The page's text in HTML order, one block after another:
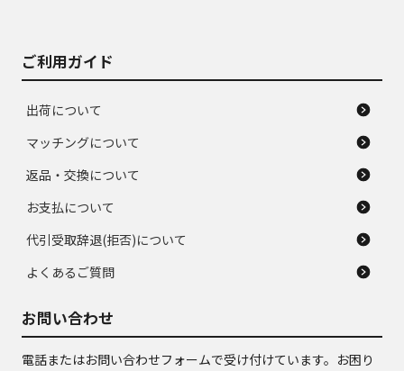
ご利用ガイド
出荷について
マッチングについて
返品・交換について
お支払について
代引受取辞退(拒否)について
よくあるご質問
お問い合わせ
電話またはお問い合わせフォームで受け付けています。お困り